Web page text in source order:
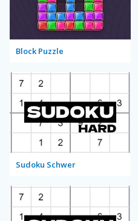
Block Puzzle
Sudoku Schwer